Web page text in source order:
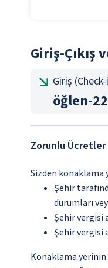
Giriş-Çıkış
Giriş
öğlen-22
Zorunlu Ücretler
Sizden
Şehir
durumları
Şehir vergisi
Şehir vergisi
Konaklama